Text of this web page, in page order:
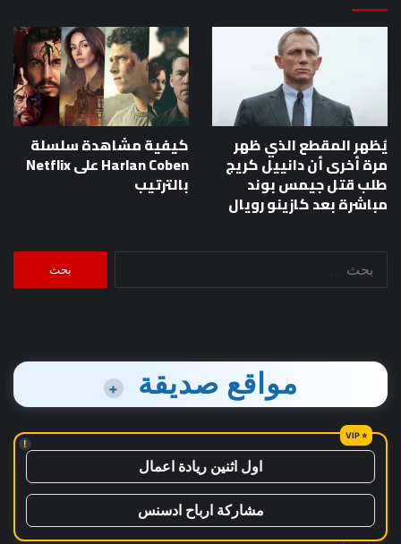
يُظهر المقطع الذي ظهر
مرة أخرى أن دانييل كريج
طلب قتل جيمس بوند
مباشرة بعد كازينو رويال
كيفية مشاهدة سلسلة
Harlan Coben على Netflix
بالترتيب
البحث
مواقع صديقة +
!
اول اثنين ريادة اعمال
مشاركة ارباح ادسنس